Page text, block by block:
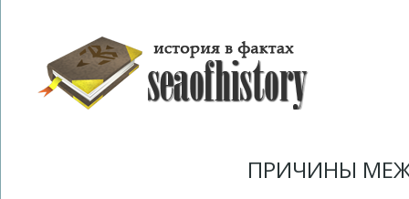
ПРИЧИНЫ